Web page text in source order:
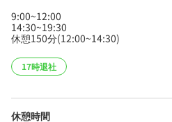
9:00~12:00
14:30~19:30
休憩150分(12:00~14:30)
17時退社
休憩時間